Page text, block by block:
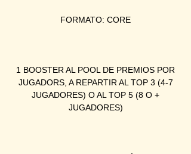
FORMATO: CORE
1 BOOSTER AL POOL DE PREMIOS POR
JUGADORS, A REPARTIR AL TOP 3 (4-7
JUGADORES) O AL TOP 5 (8 O +
JUGADORES)